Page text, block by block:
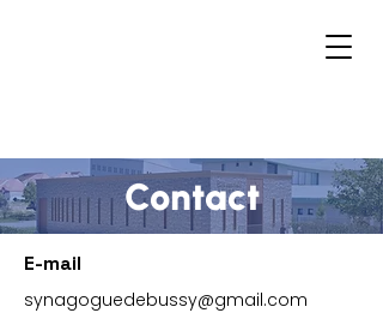
Contact
E-mail
synagoguedebussy@gmail.com